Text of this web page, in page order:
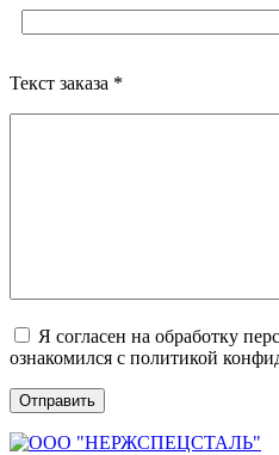
Текст заказа *
Я согласен на обработку
ознакомился с политикой